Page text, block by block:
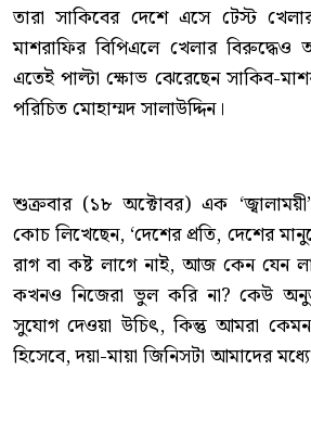
তারা সাকিবের দেশে এসে টেস্ট
মাশরাফির বিপিএলে খেলার বিরুদ্ধেও
এতেই পাল্টা ক্ষোভ ঝেরেছেন সাকিব-
পরিচিত মোহাম্মদ সালাউদ্দিন।
শুক্রবার (১৮ অক্টোবর) এক
কোচ লিখেছেন, ‘দেশের প্রতি, দেশের
রাগ বা কষ্ট লাগে নাই, আজ কেন যেন
কখনও নিজেরা ভুল করি না? কেউ
সুযোগ দেওয়া উচিৎ, কিন্তু আমরা কেমন
হিসেবে, দয়া-মায়া জিনিসটা আমাদের